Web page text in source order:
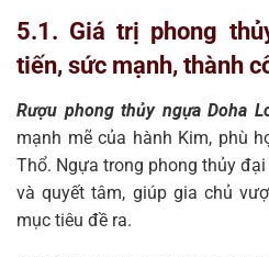
5.1. Giá trị phong
tiến, sức mạnh, thành
Rượu phong thủy ngựa Doha
mạnh mẽ của hành Kim, phù
Thổ. Ngựa trong phong thủy
và quyết tâm, giúp gia chủ
mục tiêu đề ra.